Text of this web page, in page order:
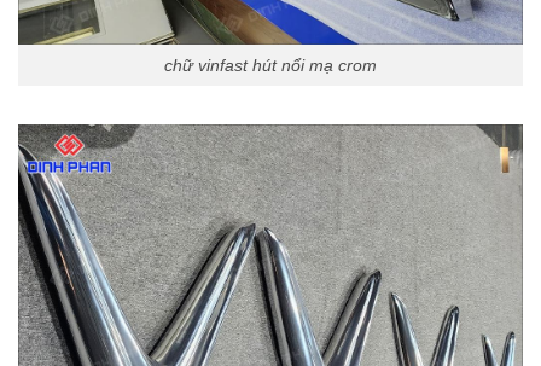
chữ vinfast hút nổi mạ crom